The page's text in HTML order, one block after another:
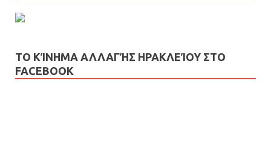
ΤΟ ΚΊΝΗΜΑ ΑΛΛΑΓΉΣ ΗΡΑΚΛΕΊΟΥ ΣΤΟ
FACEBOOK